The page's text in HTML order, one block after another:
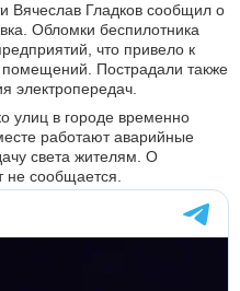
Вячеслав Гладков сообщил о
Обломки беспилотника
что привело к
Пострадали также
электропередач.
улиц в городе временно
работают аварийные
света жителям. О
не сообщается.